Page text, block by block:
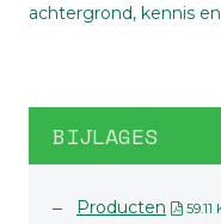
achtergrond, kennis
BIJLAGES
Producten 59.11